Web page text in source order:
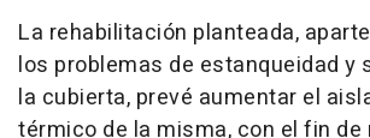
La rehabilitación planteada,
los problemas de estanqueidad y
la cubierta, prevé aumentar el
térmico de la misma, con el fin de